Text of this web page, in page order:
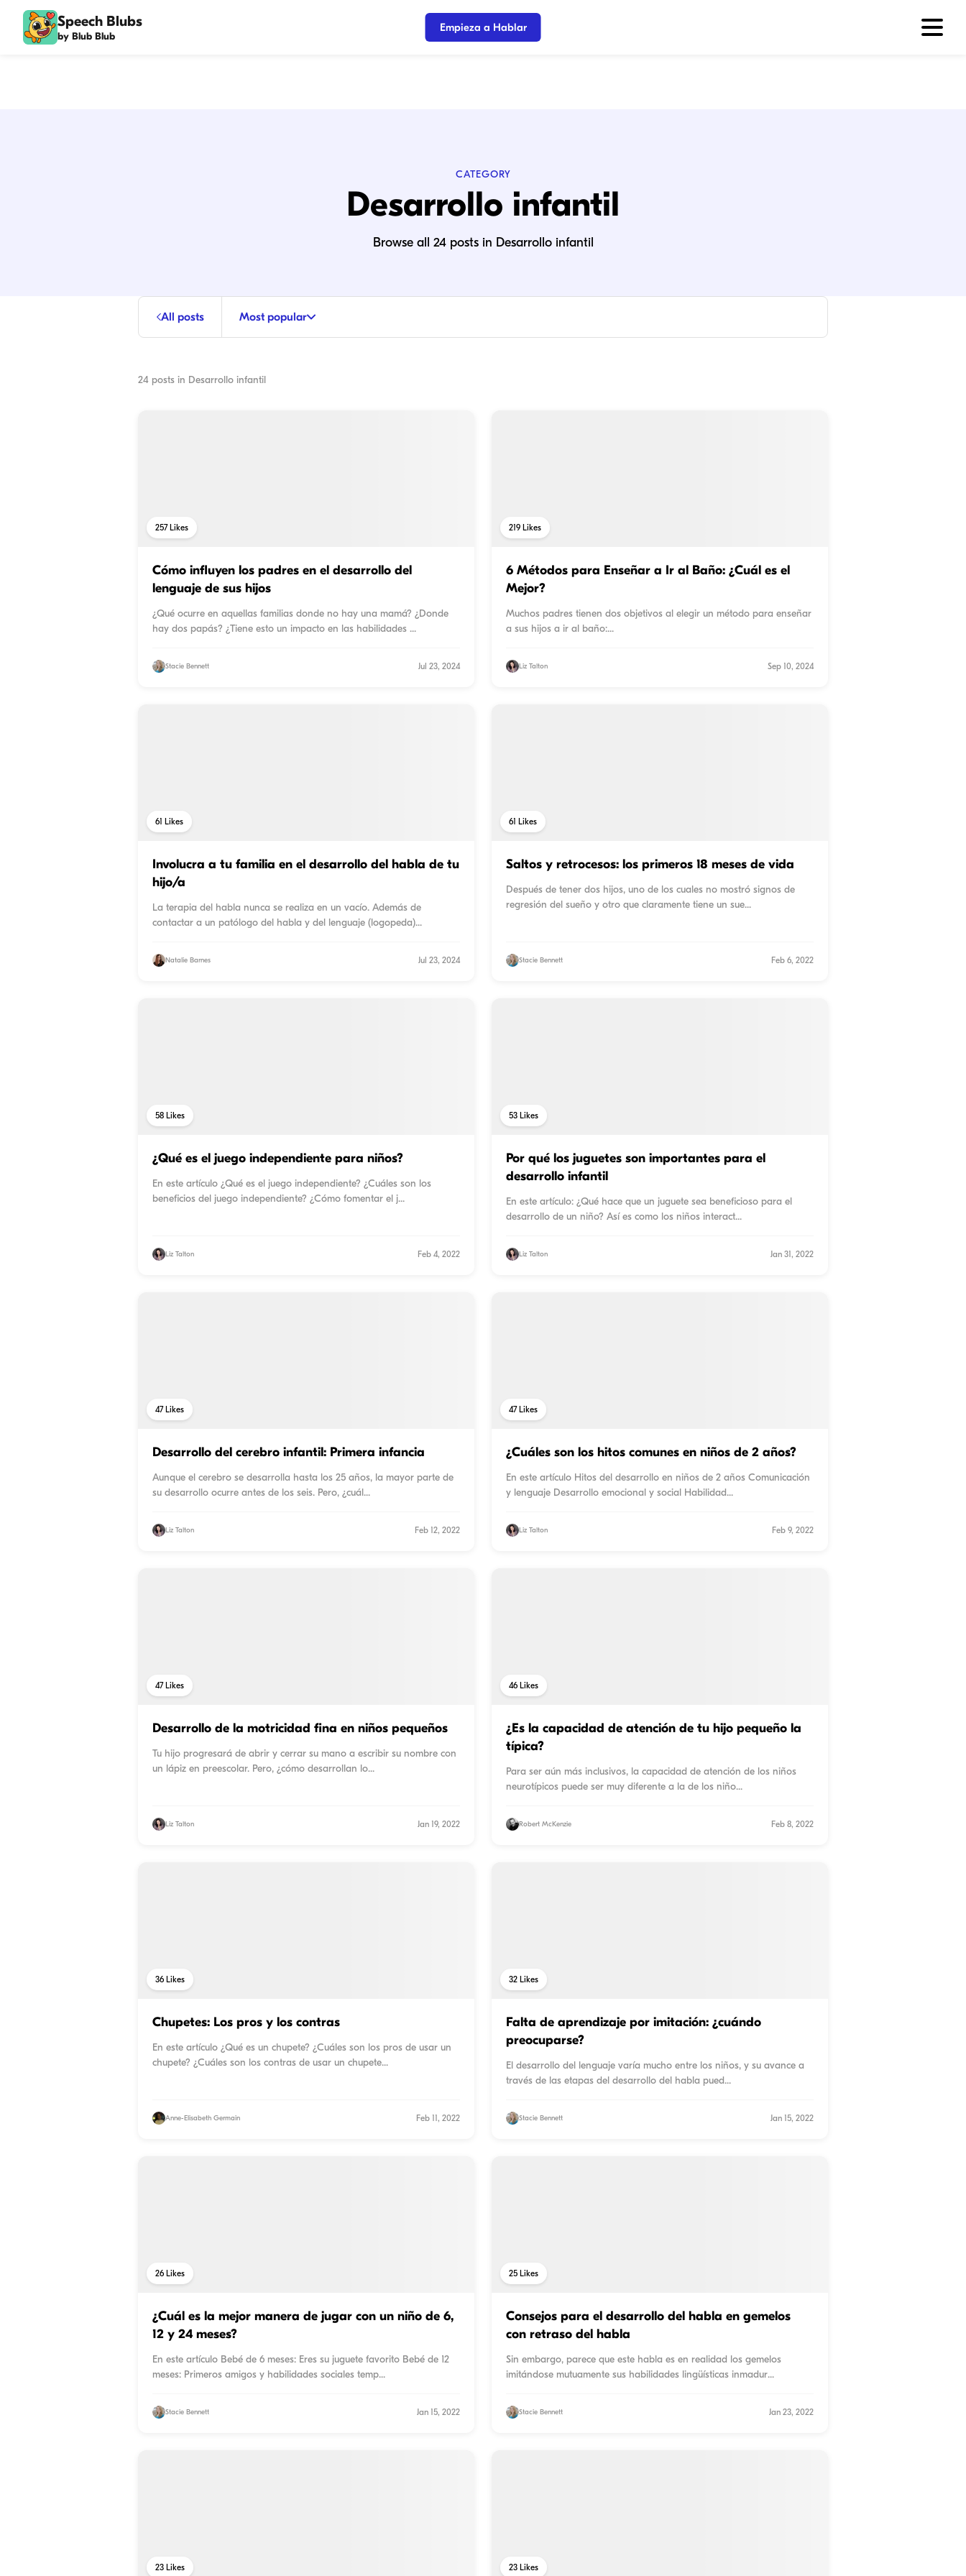
Speech Blubs
by Blub Blub
Empieza a Hablar
CATEGORY
Desarrollo infantil
Browse all 24 posts in Desarrollo infantil
All posts Most popular
24 posts in Desarrollo infantil
257Likes
Cómo influyen los padres en el desarrollo del
lenguaje de sus hijos
¿Qué ocurre en aquellas familias donde no hay una mamá? ¿Donde
hay dos papás? ¿Tiene esto un impacto en las habilidades ...
Stacie Bennett Jul 23, 2024
219 Likes
6 Métodos para Enseñar a Ir al Baño: ¿Cuál es el
Mejor?
Muchos padres tienen dos objetivos al elegir un método para enseñar
a sus hijos a ir al baño:...
Liz Talton Sep 10, 2024
61 Likes
Involucra a tu familia en el desarrollo del habla de tu
hijo/a
La terapia del habla nunca se realiza en un vacío. Además de
contactar a un patólogo del habla y del lenguaje (logopeda)...
Natalie Barnes Jul 23, 2024
61 Likes
Saltos y retrocesos: los primeros 18 meses de vida
Después de tener dos hijos, uno de los cuales no mostró signos de
regresión del sueño y otro que claramente tiene un sue...
Stacie Bennett Feb 6, 2022
58 Likes
¿Qué es el juego independiente para niños?
En este artículo ¿Qué es el juego independiente? ¿Cuáles son los
beneficios del juego independiente? ¿Cómo fomentar el j...
Liz Talton Feb 4, 2022
53 Likes
Por qué los juguetes son importantes para el
desarrollo infantil
En este artículo: ¿Qué hace que un juguete sea beneficioso para el
desarrollo de un niño? Así es como los niños interact...
Liz Talton Jan 31, 2022
47Likes
Desarrollo del cerebro infantil: Primera infancia
Aunque el cerebro se desarrolla hasta los 25 años, la mayor parte de
su desarrollo ocurre antes de los seis. Pero, ¿cuál...
Liz Talton Feb 12, 2022
47Likes
¿Cuáles son los hitos comunes en niños de 2 años?
En este artículo Hitos del desarrollo en niños de 2 años Comunicación
y lenguaje Desarrollo emocional y social Habilidad...
Liz Talton Feb 9, 2022
47Likes
Desarrollo de la motricidad fina en niños pequeños
Tu hijo progresará de abrir y cerrar su mano a escribir su nombre con
un lápiz en preescolar. Pero, ¿cómo desarrollan lo...
Liz Talton Jan 19, 2022
46 Likes
¿Es la capacidad de atención de tu hijo pequeño la
típica?
Para ser aún más inclusivos, la capacidad de atención de los niños
neurotípicos puede ser muy diferente a la de los niño...
Robert McKenzie Feb 8, 2022
36 Likes
Chupetes: Los pros y los contras
En este artículo ¿Qué es un chupete? ¿Cuáles son los pros de usar un
chupete? ¿Cuáles son los contras de usar un chupete...
Anne-Elisabeth Germain Feb 11, 2022
32 Likes
Falta de aprendizaje por imitación: ¿cuándo
preocuparse?
El desarrollo del lenguaje varía mucho entre los niños, y su avance a
través de las etapas del desarrollo del habla pued...
Stacie Bennett Jan 15, 2022
26 Likes
¿Cuál es la mejor manera de jugar con un niño de 6,
12 y 24 meses?
En este artículo Bebé de 6 meses: Eres su juguete favorito Bebé de 12
meses: Primeros amigos y habilidades sociales temp...
Stacie Bennett Jan 15, 2022
25 Likes
Consejos para el desarrollo del habla en gemelos
con retraso del habla
Sin embargo, parece que este habla es en realidad los gemelos
imitándose mutuamente sus habilidades lingüísticas inmadur...
Stacie Bennett Jan 23, 2022
23 Likes 23 Likes